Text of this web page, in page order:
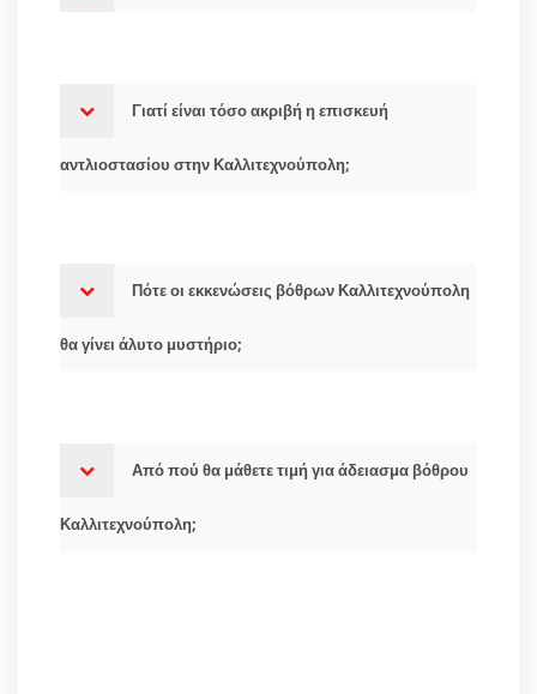
Γιατί είναι τόσο ακριβή η επισκευή
αντλιοστασίου στην Καλλιτεχνούπολη;
Πότε οι εκκενώσεις βόθρων Καλλιτεχνούπολη
θα γίνει άλυτο μυστήριο;
Από πού θα μάθετε τιμή για άδειασμα βόθρου
Καλλιτεχνούπολη;